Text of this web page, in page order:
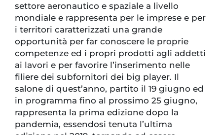
settore aeronautico e spaziale a livello
mondiale e rappresenta per le imprese e per
i territori caratterizzati una grande
opportunità per far conoscere le proprie
competenze ed i propri prodotti agli addetti
ai lavori e per favorire l’inserimento nelle
filiere dei subfornitori dei big player. Il
salone di quest’anno, partito il 19 giugno ed
in programma fino al prossimo 25 giugno,
rappresenta la prima edizione dopo la
pandemia, essendosi tenuta l’ultima